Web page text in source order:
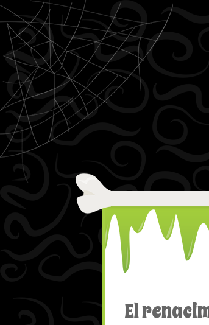
Menu
El